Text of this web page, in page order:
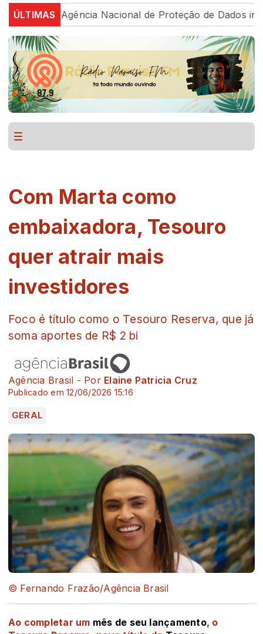
ÚLTIMAS
Agência Nacional de Proteção de Dados
Com Marta como
embaixadora, Tesouro
quer atrair mais
investidores
Foco é título como o Tesouro Reserva, que já
soma aportes de R$ 2 bi
Agência Brasil - Por Elaine Patricia Cruz
Publicado em 12/06/2026 15:16
GERAL
© Fernando Frazão/Agência Brasil
Ao completar um mês de seu lançamento, o